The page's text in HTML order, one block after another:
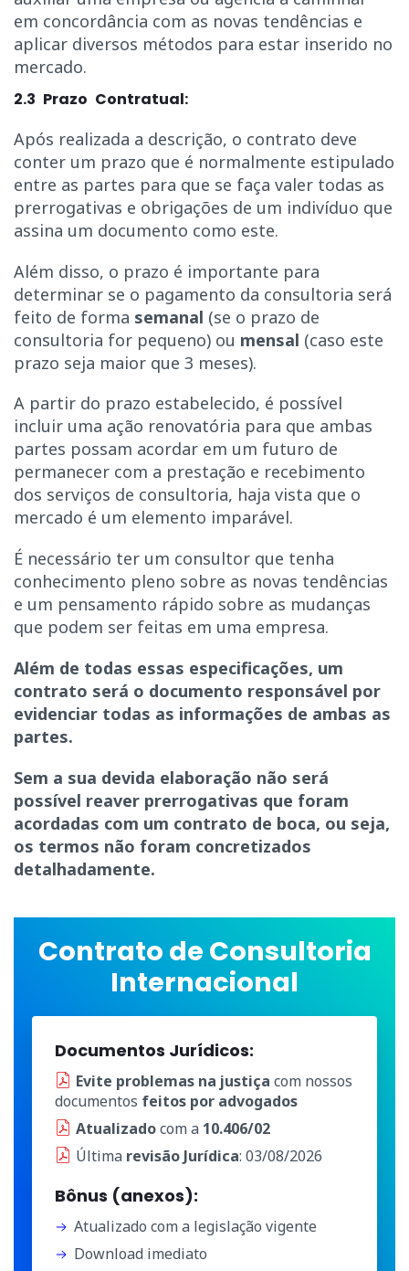
em concordância com as novas tendências e
aplicar diversos métodos para estar inserido no
mercado.
2.3 Prazo Contratual:
Após realizada a descrição, o contrato deve
conter um prazo que é normalmente estipulado
entre as partes para que se faça valer todas as
prerrogativas e obrigações de um indivíduo que
assina um documento como este.
Além disso, o prazo é importante para
determinar se o pagamento da consultoria será
feito de forma semanal (se o prazo de
consultoria for pequeno) ou mensal (caso este
prazo seja maior que 3 meses).
A partir do prazo estabelecido, é possível
incluir uma ação renovatória para que ambas
partes possam acordar em um futuro de
permanecer com a prestação e recebimento
dos serviços de consultoria, haja vista que o
mercado é um elemento imparável.
É necessário ter um consultor que tenha
conhecimento pleno sobre as novas tendências
e um pensamento rápido sobre as mudanças
que podem ser feitas em uma empresa.
Além de todas essas especificações, um
contrato será o documento responsável por
evidenciar todas as informações de ambas as
partes.
Sem a sua devida elaboração não será
possível reaver prerrogativas que foram
acordadas com um contrato de boca, ou seja,
os termos não foram concretizados
detalhadamente.
Contrato de Consultoria
Internacional
Documentos Jurídicos:
Evite problemas na justiça com nossos
documentos feitos por advogados
Atualizadocom a 10.406/02
Última revisão Jurídica: 03/08/2026
Bônus (anexos):
Atualizado com a legislação vigente
Download imediato